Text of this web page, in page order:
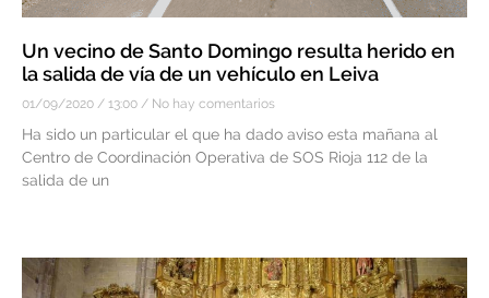
Un vecino de Santo Domingo resulta herido en
la salida de vía de un vehículo en Leiva
01/09/2020 13:00 No hay comentarios
Ha sido un particular el que ha dado aviso esta mañana al
Centro de Coordinación Operativa de SOS Rioja 112 de la
salida de un